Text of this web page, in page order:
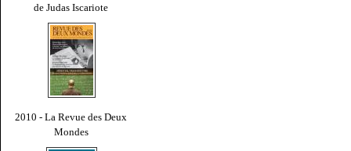
de Judas Iscariote
2010 - La Revue des Deux
Mondes